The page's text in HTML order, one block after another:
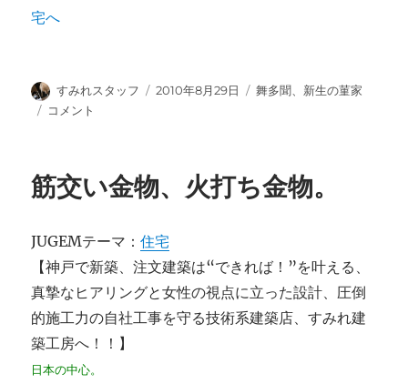
投
稿
すみれスタッフ
投
2010年8月29日
カ
舞多聞、新生の菫家
WEB
④
に
コメント
筋交い金物、火打ち金物。
JUGEMテーマ：住宅
【神戸で新築、注文建築は“できれば！”を叶える、
真摯なヒアリングと女性の視点に立った設計、圧倒
的施工力の自社工事を守る技術系建築店、すみれ建
築工房へ！！】
日本の中心。